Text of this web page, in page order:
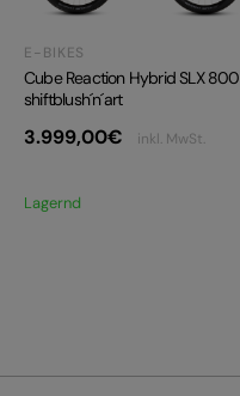
E-BIKES
Cube Reaction Hybrid SLX 800
shiftblush´n´art
3.999,00€ inkl. MwSt.
Lagernd